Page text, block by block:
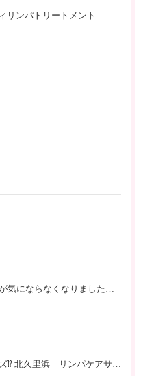
リンパトリートメント